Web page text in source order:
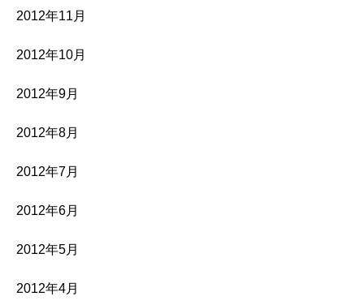
2012年11月
2012年10月
2012年9月
2012年8月
2012年7月
2012年6月
2012年5月
2012年4月